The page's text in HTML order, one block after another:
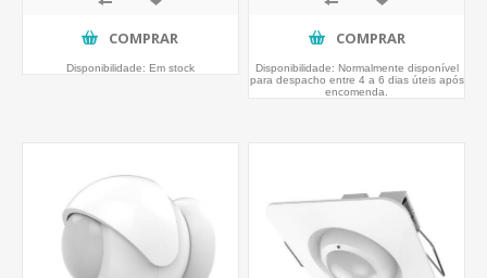
COMPRAR
Disponibilidade: Em stock
COMPRAR
Disponibilidade: Normalmente disponível
para despacho entre 4 a 6 dias úteis após
encomenda.